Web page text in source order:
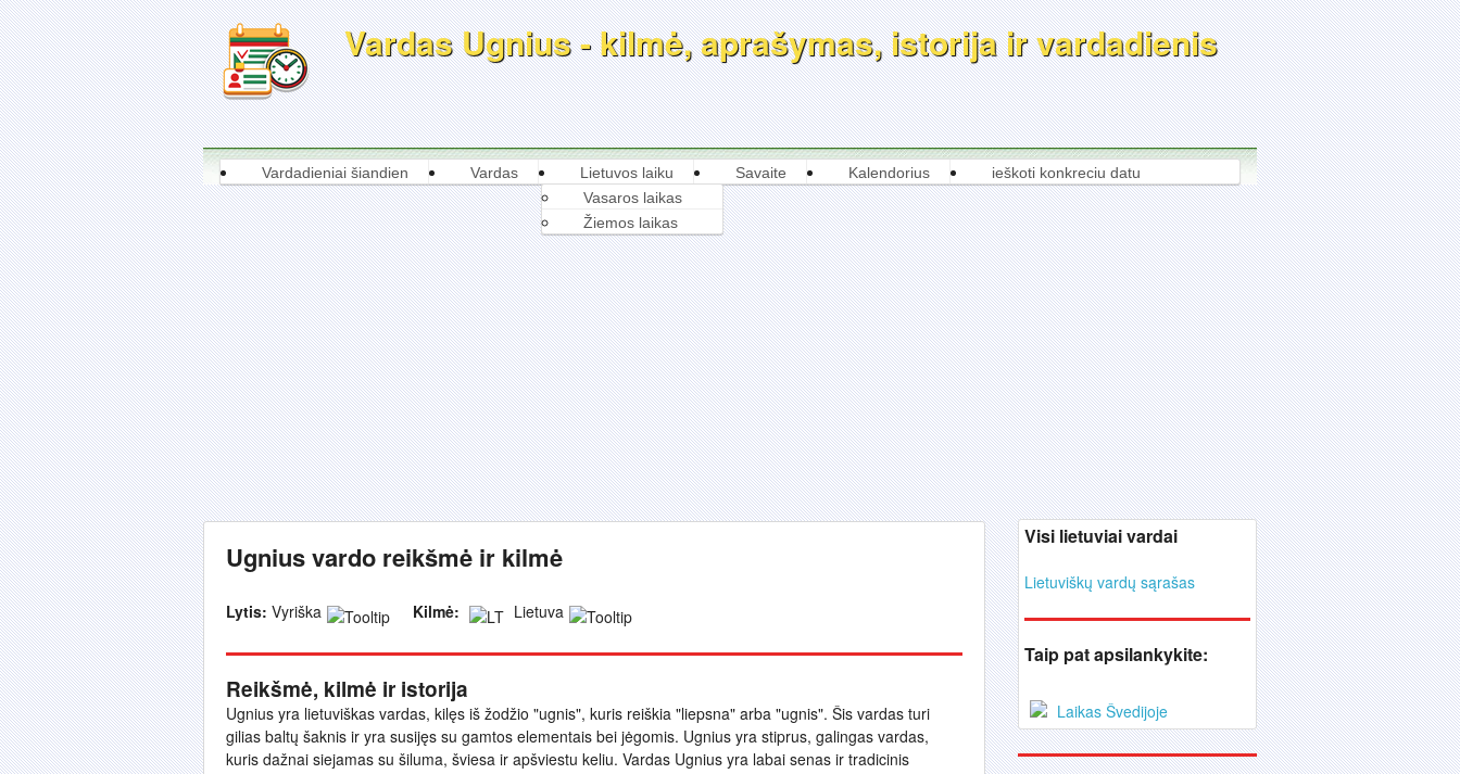
Vardas Ugnius - kilmė, aprašymas, istorija ir vardadienis
Vardadieniai šiandien Vardas
Lietuvos laiku
Vasaros laikas
Žiemos laikas
Savaite Kalendorius ieškoti konkreciu datu
Ugnius vardo reikšmė ir kilmė
Lytis: Vyriška Kilmė: Lietuva
Reikšmė, kilmė ir istorija
Ugnius yra lietuviškas vardas, kilęs iš žodžio "ugnis", kuris reiškia "liepsna" arba "ugnis". Šis vardas turi
gilias baltų šaknis ir yra susijęs su gamtos elementais bei jėgomis. Ugnius yra stiprus, galingas vardas,
kuris dažnai siejamas su šiluma, šviesa ir apšviestu keliu. Vardas Ugnius yra labai senas ir tradicinis
Visi lietuviai vardai
Lietuviškų vardų sąrašas
Taip pat apsilankykite:
Laikas Švedijoje